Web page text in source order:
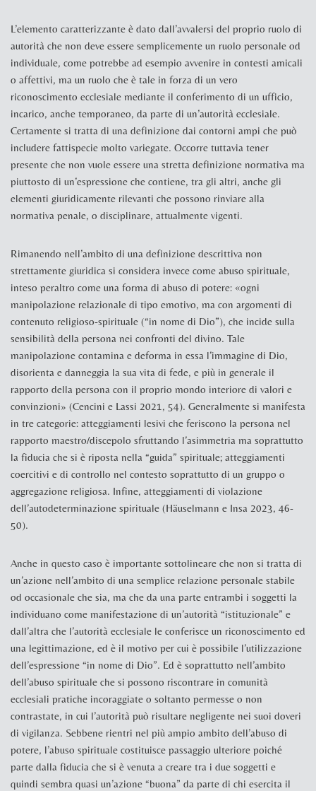
L’elemento caratterizzante è dato dall’avvalersi del proprio ruolo di
autorità che non deve essere semplicemente un ruolo personale od
individuale, come potrebbe ad esempio avvenire in contesti amicali
o affettivi, ma un ruolo che è tale in forza di un vero
riconoscimento ecclesiale mediante il conferimento di un ufficio,
incarico, anche temporaneo, da parte di un’autorità ecclesiale.
Certamente si tratta di una definizione dai contorni ampi che può
includere fattispecie molto variegate. Occorre tuttavia tener
presente che non vuole essere una stretta definizione normativa ma
piuttosto di un’espressione che contiene, tra gli altri, anche gli
elementi giuridicamente rilevanti che possono rinviare alla
normativa penale, o disciplinare, attualmente vigenti.
Rimanendo nell’ambito di una definizione descrittiva non
strettamente giuridica si considera invece come abuso spirituale,
inteso peraltro come una forma di abuso di potere: «ogni
manipolazione relazionale di tipo emotivo, ma con argomenti di
contenuto religioso-spirituale (“in nome di Dio”), che incide sulla
sensibilità della persona nei confronti del divino. Tale
manipolazione contamina e deforma in essa l’immagine di Dio,
disorienta e danneggia la sua vita di fede, e più in generale il
rapporto della persona con il proprio mondo interiore di valori e
convinzioni» (Cencini e Lassi 2021, 54). Generalmente si manifesta
in tre categorie: atteggiamenti lesivi che feriscono la persona nel
rapporto maestro/discepolo sfruttando l’asimmetria ma soprattutto
la fiducia che si è riposta nella “guida” spirituale; atteggiamenti
coercitivi e di controllo nel contesto soprattutto di un gruppo o
aggregazione religiosa. Infine, atteggiamenti di violazione
dell’autodeterminazione spirituale (Häuselmann e Insa 2023, 46-
50).
Anche in questo caso è importante sottolineare che non si tratta di
un’azione nell’ambito di una semplice relazione personale stabile
od occasionale che sia, ma che da una parte entrambi i soggetti la
individuano come manifestazione di un’autorità “istituzionale” e
dall’altra che l’autorità ecclesiale le conferisce un riconoscimento ed
una legittimazione, ed è il motivo per cui è possibile l’utilizzazione
dell’espressione “in nome di Dio”. Ed è soprattutto nell’ambito
dell’abuso spirituale che si possono riscontrare in comunità
ecclesiali pratiche incoraggiate o soltanto permesse o non
contrastate, in cui l’autorità può risultare negligente nei suoi doveri
di vigilanza. Sebbene rientri nel più ampio ambito dell’abuso di
potere, l’abuso spirituale costituisce passaggio ulteriore poiché
parte dalla fiducia che si è venuta a creare tra i due soggetti e
quindi sembra quasi un’azione “buona” da parte di chi esercita il